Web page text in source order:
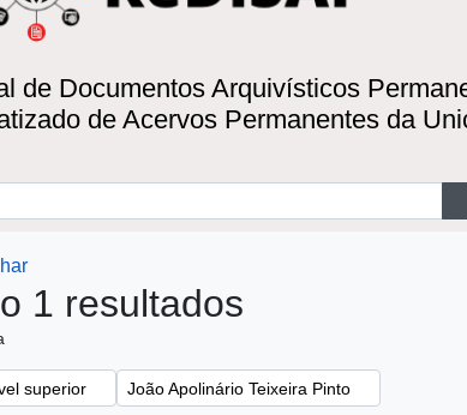
de Documentos Arquivísticos
de Acervos Permanentes da
1 resultados
superior Remover filtro:
João Apolinário Teixeira Pinto